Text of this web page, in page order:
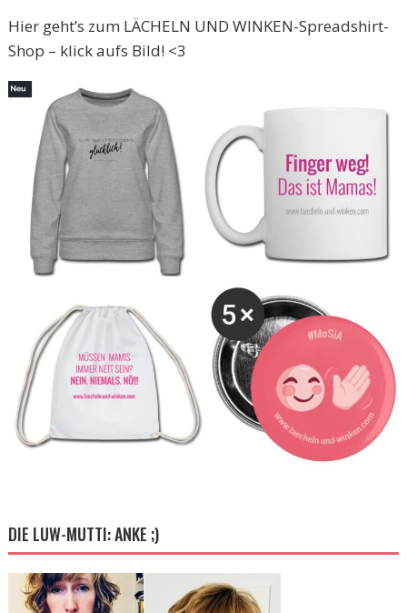
Hier geht’s zum LÄCHELN UND WINKEN-Spreadshirt-
Shop – klick aufs Bild! <3
DIE LUW-MUTTI: ANKE ;)